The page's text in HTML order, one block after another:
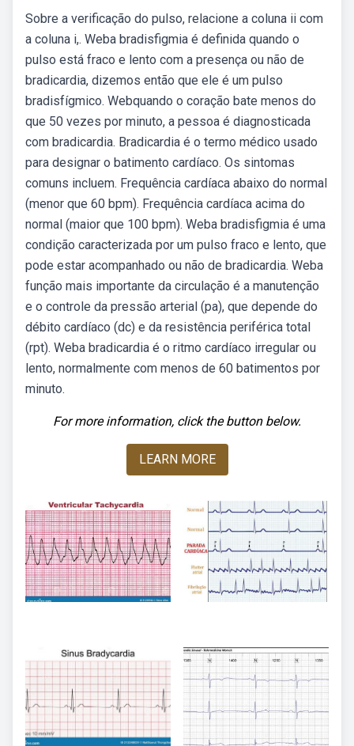
Sobre a verificação do pulso, relacione a coluna ii com
a coluna i,. Weba bradisfigmia é definida quando o
pulso está fraco e lento com a presença ou não de
bradicardia, dizemos então que ele é um pulso
bradisfígmico. Webquando o coração bate menos do
que 50 vezes por minuto, a pessoa é diagnosticada
com bradicardia. Bradicardia é o termo médico usado
para designar o batimento cardíaco. Os sintomas
comuns incluem. Frequência cardíaca abaixo do normal
(menor que 60 bpm). Frequência cardíaca acima do
normal (maior que 100 bpm). Weba bradisfigmia é uma
condição caracterizada por um pulso fraco e lento, que
pode estar acompanhado ou não de bradicardia. Weba
função mais importante da circulação é a manutenção
e o controle da pressão arterial (pa), que depende do
débito cardíaco (dc) e da resistência periférica total
(rpt). Weba bradicardia é o ritmo cardíaco irregular ou
lento, normalmente com menos de 60 batimentos por
minuto.
For more information, click the button below.
LEARN MORE